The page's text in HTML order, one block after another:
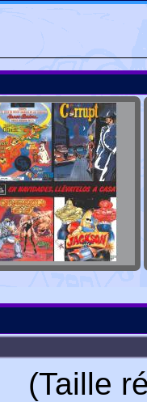
(Taille